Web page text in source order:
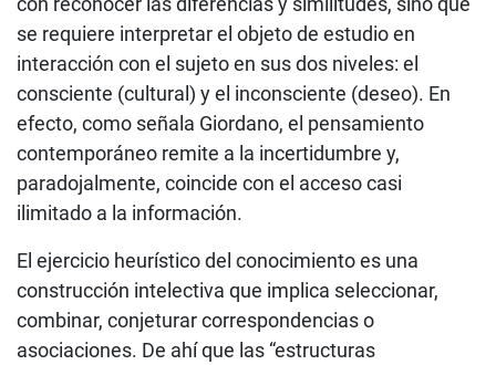
se requiere interpretar el objeto de estudio en
interacción con el sujeto en sus dos niveles: el
consciente (cultural) y el inconsciente (deseo). En
efecto, como señala Giordano, el pensamiento
contemporáneo remite a la incertidumbre y,
paradojalmente, coincide con el acceso casi
ilimitado a la información.
El ejercicio heurístico del conocimiento es una
construcción intelectiva que implica seleccionar,
combinar, conjeturar correspondencias o
asociaciones. De ahí que las “estructuras